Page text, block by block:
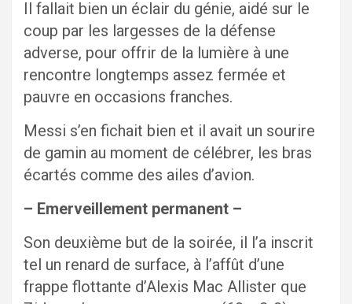
Il fallait bien un éclair du génie, aidé sur le
coup par les largesses de la défense
adverse, pour offrir de la lumière à une
rencontre longtemps assez fermée et
pauvre en occasions franches.
Messi s’en fichait bien et il avait un sourire
de gamin au moment de célébrer, les bras
écartés comme des ailes d’avion.
– Emerveillement permanent –
Son deuxième but de la soirée, il l’a inscrit
tel un renard de surface, à l’affût d’une
frappe flottante d’Alexis Mac Allister que